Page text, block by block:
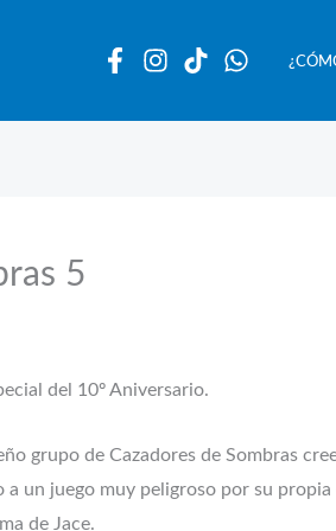
5
del 10º Aniversario.
grupo de Cazadores de Sombras
un juego muy peligroso por su propia
de Jace.